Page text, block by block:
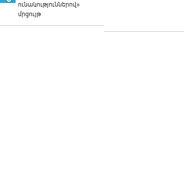
ունակություններով»
մրցույթ